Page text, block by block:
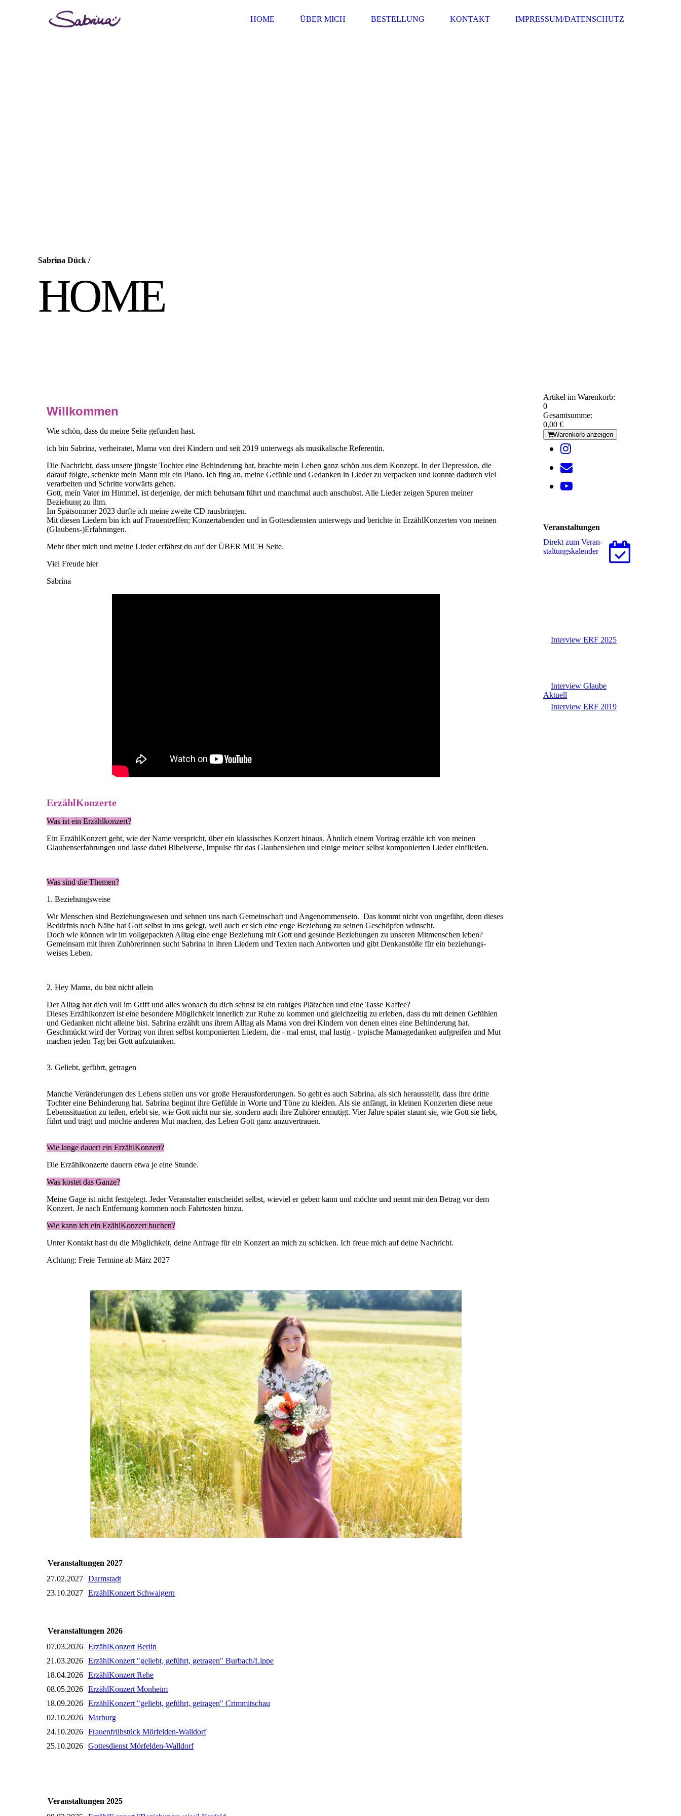
HOME ÜBER MICH BESTELLUNG KONTAKT IMPRESSUM/DATENSCHUTZ
Sabrina Dück /
HOME
Willkommen
Wie schön, dass du meine Seite gefunden hast.
ich bin Sabrina, verheiratet, Mama von drei Kindern und seit 2019 unterwegs als musikalische Referentin.
Die Nachricht, dass unsere jüngste Tochter eine Behinderung hat, brachte mein Leben ganz schön aus dem Konzept. In der Depression, die
darauf folgte, schenkte mein Mann mir ein Piano. Ich fing an, meine Gefühle und Gedanken in Lieder zu verpacken und konnte dadurch viel
verarbeiten und Schritte vorwärts gehen.
Gott, mein Vater im Himmel, ist derjenige, der mich behutsam führt und manchmal auch anschubst. Alle Lieder zeigen Spuren meiner
Beziehung zu ihm.
Im Spätsommer 2023 durfte ich meine zweite CD rausbringen.
Mit diesen Liedern bin ich auf Frauentreffen; Konzertabenden und in Gottesdiensten unterwegs und berichte in ErzählKonzerten von meinen
(Glaubens-)Erfahrungen.
Mehr über mich und meine Lieder erfährst du auf der ÜBER MICH Seite.
Viel Freude hier
Sabrina
ErzählKonzerte
Was ist ein Erzählkonzert?
Ein ErzählKonzert geht, wie der Name verspricht, über ein klassisches Konzert hinaus. Ähnlich einem Vortrag erzähle ich von meinen
Glaubenserfahrungen und lasse dabei Bibelverse, Impulse für das Glaubensleben und einige meiner selbst komponierten Lieder einfließen.
Was sind die Themen?
1. Beziehungsweise
Wir Menschen sind Beziehungswesen und sehnen uns nach Gemeinschaft und Angenommensein. Das kommt nicht von ungefähr, denn dieses
Bedürfnis nach Nähe hat Gott selbst in uns gelegt, weil auch er sich eine enge Beziehung zu seinen Geschöpfen wünscht.
Doch wie können wir im vollgepackten Alltag eine enge Beziehung mit Gott und gesunde Beziehungen zu unseren Mitmenschen leben?
Gemeinsam mit ihren Zuhörerinnen sucht Sabrina in ihren Liedern und Texten nach Antworten und gibt Denkanstöße für ein beziehungs-
weises Leben.
2. Hey Mama, du bist nicht allein
Der Alltag hat dich voll im Griff und alles wonach du dich sehnst ist ein ruhiges Plätzchen und eine Tasse Kaffee?
Dieses Erzählkonzert ist eine besondere Möglichkeit innerlich zur Ruhe zu kommen und gleichzeitig zu erleben, dass du mit deinen Gefühlen
und Gedanken nicht alleine bist. Sabrina erzählt uns ihrem Alltag als Mama von drei Kindern von denen eines eine Behinderung hat.
Geschmückt wird der Vortrag von ihren selbst komponierten Liedern, die - mal ernst, mal lustig - typische Mamagedanken aufgreifen und Mut
machen jeden Tag bei Gott aufzutanken.
3. Geliebt, geführt, getragen
Manche Veränderungen des Lebens stellen uns vor große Herausforderungen. So geht es auch Sabrina, als sich herausstellt, dass ihre dritte
Tochter eine Behinderung hat. Sabrina beginnt ihre Gefühle in Worte und Töne zu kleiden. Als sie anfängt, in kleinen Konzerten diese neue
Lebenssituation zu teilen, erlebt sie, wie Gott nicht nur sie, sondern auch ihre Zuhörer ermutigt. Vier Jahre später staunt sie, wie Gott sie liebt,
führt und trägt und möchte anderen Mut machen, das Leben Gott ganz anzuvertrauen.
Wie lange dauert ein ErzählKonzert?
Die Erzählkonzerte dauern etwa je eine Stunde.
Was kostet das Ganze?
Meine Gage ist nicht festgelegt. Jeder Veranstalter entscheidet selbst, wieviel er geben kann und möchte und nennt mir den Betrag vor dem
Konzert. Je nach Entfernung kommen noch Fahrtosten hinzu.
Wie kann ich ein EzählKonzert buchen?
Unter Kontakt hast du die Möglichkeit, deine Anfrage für ein Konzert an mich zu schicken. Ich freue mich auf deine Nachricht.
Achtung: Freie Termine ab März 2027
Veranstaltungen 2027
27.02.2027 Darmstadt
23.10.2027 ErzählKonzert Schwaigern
Veranstaltungen 2026
07.03.2026 ErzählKonzert Berlin
21.03.2026 ErzählKonzert "geliebt, geführt, getragen" Burbach/Lippe
18.04.2026 ErzählKonzert Rehe
08.05.2026 ErzählKonzert Monheim
18.09.2026 ErzählKonzert "geliebt, geführt, getragen" Crimmitschau
02.10.2026 Marburg
24.10.2026 Frauenfrühstück Mörfelden-Walldorf
25.10.2026 Gottesdienst Mörfelden-Walldorf
Veranstaltungen 2025
Artikel im Warenkorb:
0
Gesamtsumme:
0,00 €
Warenkorb anzeigen
Veranstaltungen
Direkt zum Ver­an­
stal­tungs­ka­len­der
Interview ERF 2025
Interview Glaube
Aktuell
Interview ERF 2019